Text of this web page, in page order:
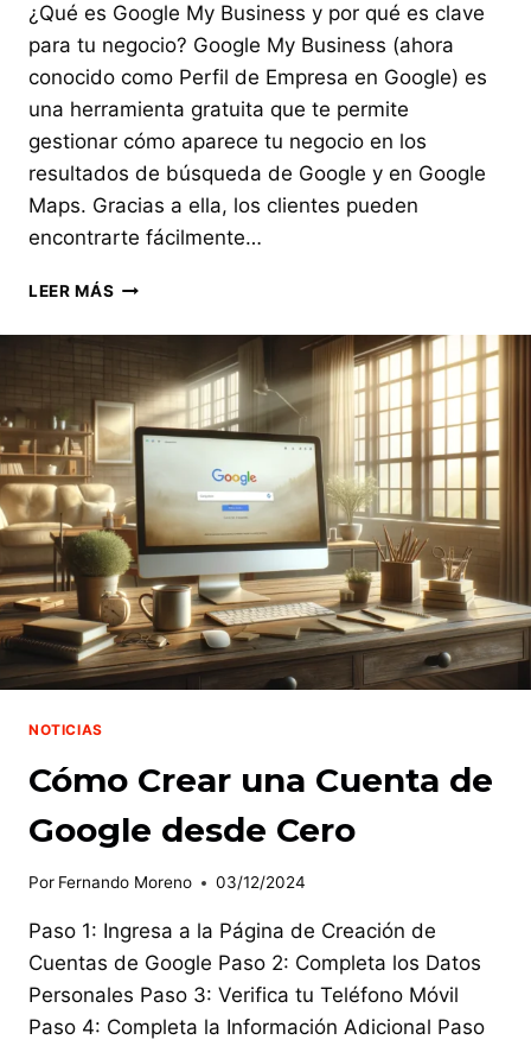
¿Qué es Google My Business y por qué es clave
para tu negocio? Google My Business (ahora
conocido como Perfil de Empresa en Google) es
una herramienta gratuita que te permite
gestionar cómo aparece tu negocio en los
resultados de búsqueda de Google y en Google
Maps. Gracias a ella, los clientes pueden
encontrarte fácilmente…
LEER MÁS GUÍA
PARA
TU
PERFIL
DE
EMPRESA
EN
GOOGLE
NOTICIAS
Cómo Crear una Cuenta de
Google desde Cero
Por Fernando Moreno 03/12/2024
Paso 1: Ingresa a la Página de Creación de
Cuentas de Google Paso 2: Completa los Datos
Personales Paso 3: Verifica tu Teléfono Móvil
Paso 4: Completa la Información Adicional Paso